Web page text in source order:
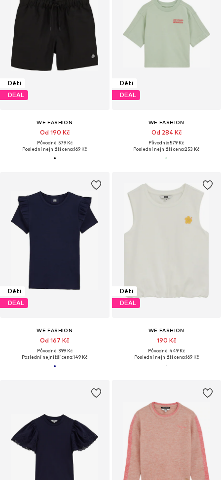
Děti
DEAL
WE FASHION
Od 190 Kč
Původně: 579 Kč
Poslední nejnižší cena:169 Kč
Děti
DEAL
WE FASHION
Od 284 Kč
Původně: 579 Kč
Poslední nejnižší cena:253 Kč
Děti
DEAL
WE FASHION
Od 167 Kč
Původně: 399 Kč
Poslední nejnižší cena:149 Kč
Děti
DEAL
WE FASHION
190 Kč
Původně: 449 Kč
Poslední nejnižší cena:169 Kč